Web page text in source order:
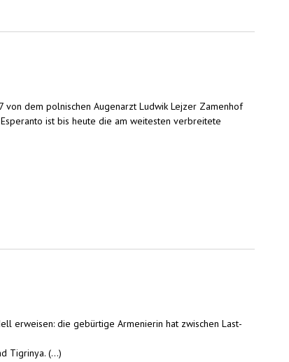
von dem polnischen Augenarzt Ludwik Lejzer Zamenhof
ist bis heute die am weitesten verbreitete
erweisen: die gebürtige Armenierin hat zwischen Last-
Tigrinya. (...)